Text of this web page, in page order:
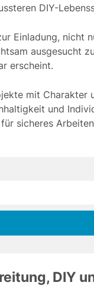
DIY-
Einladung, nicht
ausgesucht
erscheint.
mit Charakter
und
sicheres Arbeiten
DIY